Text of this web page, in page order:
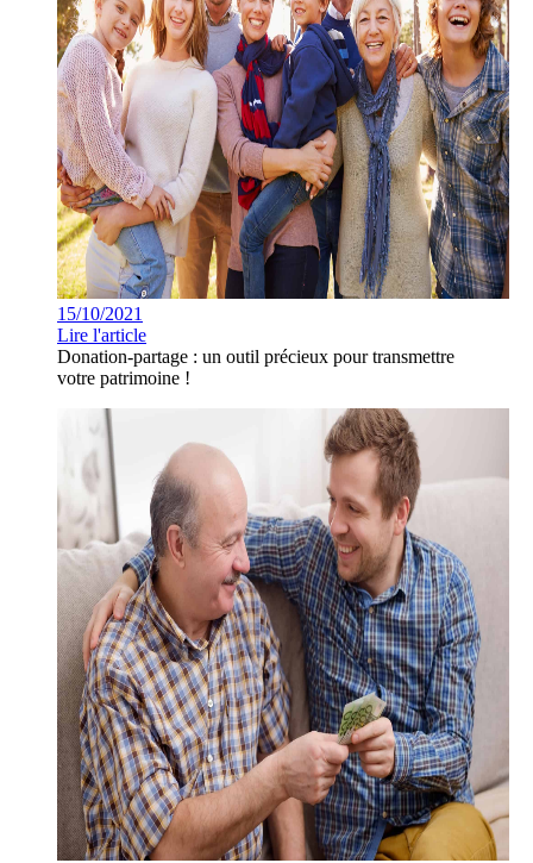
15/10/2021
Lire l'article
Donation-partage : un outil précieux pour transmettre
votre patrimoine !